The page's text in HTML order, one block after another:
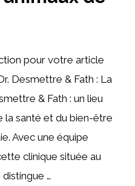
pour votre article
Desmettre & Fath : La
& Fath : un lieu
la santé et du bien-être
Avec une équipe
clinique située au
…